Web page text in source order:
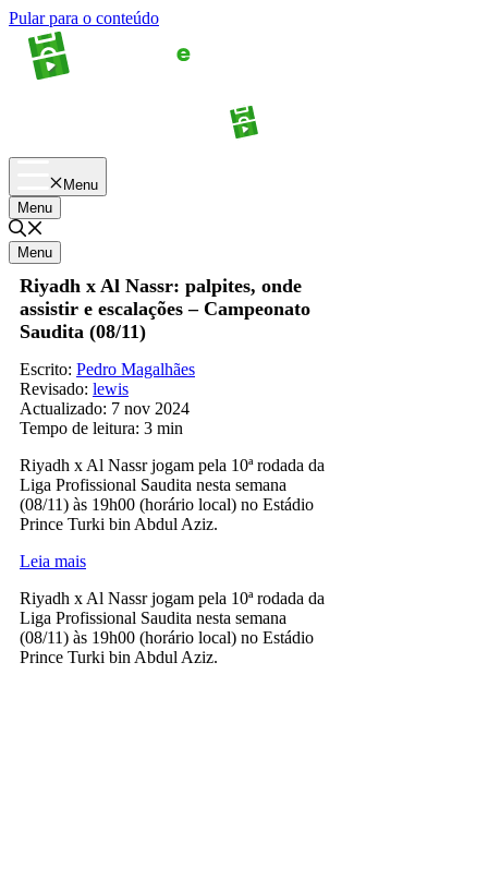
Pular para o conteúdo
Menu
Menu
Menu
Riyadh x Al Nassr: palpites, onde
assistir e escalações – Campeonato
Saudita (08/11)
Escrito: Pedro Magalhães
Revisado: lewis
Actualizado: 7 nov 2024
Tempo de leitura: 3 min
Riyadh x Al Nassr jogam pela 10ª rodada da
Liga Profissional Saudita nesta semana
(08/11) às 19h00 (horário local) no Estádio
Prince Turki bin Abdul Aziz.
Leia mais
Riyadh x Al Nassr jogam pela 10ª rodada da
Liga Profissional Saudita nesta semana
(08/11) às 19h00 (horário local) no Estádio
Prince Turki bin Abdul Aziz.